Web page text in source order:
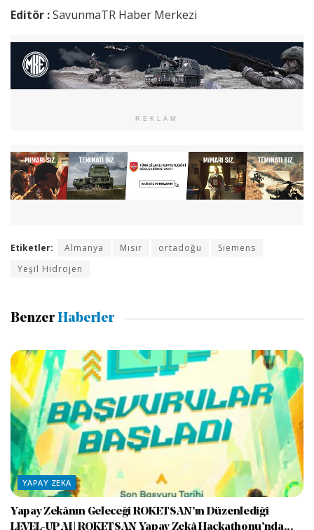
Editör :SavunmaTR Haber Merkezi
REKLAM
Etiketler: Almanya Mısır ortadoğu
Siemens
Yeşil Hidrojen
Benzer Haberler
YAPAY ZEKA
Yapay Zekânın Geleceği ROKETSAN’ın Düzenlediği
LEVEL-UP AI | ROKETSAN Yapay Zekâ Hackathonu’nda...